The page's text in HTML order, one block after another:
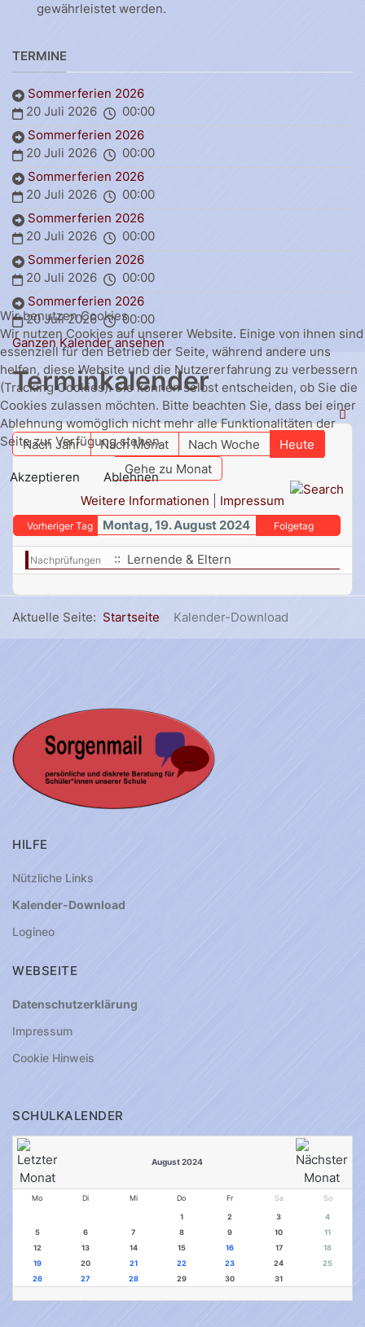
gewährleistet werden.
TERMINE
Sommerferien 2026
20 Juli 2026
00:00
Sommerferien 2026
20 Juli 2026
00:00
Sommerferien 2026
20 Juli 2026
00:00
Sommerferien 2026
20 Juli 2026
00:00
Sommerferien 2026
20 Juli 2026
00:00
Sommerferien 2026
20 Juli 2026
00:00
Ganzen Kalender ansehen
Terminkalender
Nach Jahr Nach Monat Nach Woche
Heute
Gehe zu Monat
Vorheriger Tag Montag, 19. August 2024 Folgetag
Nachprüfungen :: Lernende & Eltern
Aktuelle Seite: Startseite Kalender-Download
HILFE
Nützliche Links
Kalender-Download
Logineo
WEBSEITE
Datenschutzerklärung
Impressum
Cookie Hinweis
SCHULKALENDER
August 2024
Mo Di Mi Do Fr Sa So
1 2 3
4
5
6 7 8 9 10
11
12
13 14 15 16 17
18
19
20 21 22 23 24
25
26
27 28 29 30 31
Wir benutzen Cookies
Wir nutzen Cookies auf unserer Website. Einige von ihnen sind
essenziell für den Betrieb der Seite, während andere uns
helfen, diese Website und die Nutzererfahrung zu verbessern
(Tracking Cookies). Sie können selbst entscheiden, ob Sie die
Cookies zulassen möchten. Bitte beachten Sie, dass bei einer
Ablehnung womöglich nicht mehr alle Funktionalitäten der
Seite zur Verfügung stehen.
Akzeptieren
Ablehnen
Weitere Informationen
Impressum